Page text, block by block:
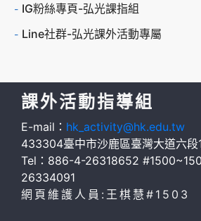
IG粉絲專頁-弘光課指組
Line社群-弘光課外活動專屬
課外活動指導組
E-mail： hk_activity@hk.edu.tw
433304臺中市沙鹿區臺灣大道六段
Tel：886-4-26318652
26334091
網頁維護人員:王棋慧#1503